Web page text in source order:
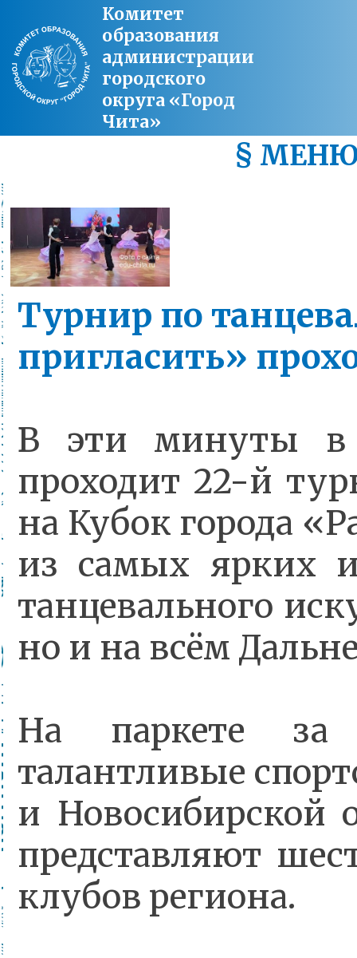
Комитет
образования
администрации
городского
округа «Город
Чита»
§
Турнир по
пригласить»
В эти минуты в
проходит 22-й
на Кубок города
из самых ярких
танцевального
но и на всём
На паркете за
талантливые
и Новосибирской
представляют
клубов региона.